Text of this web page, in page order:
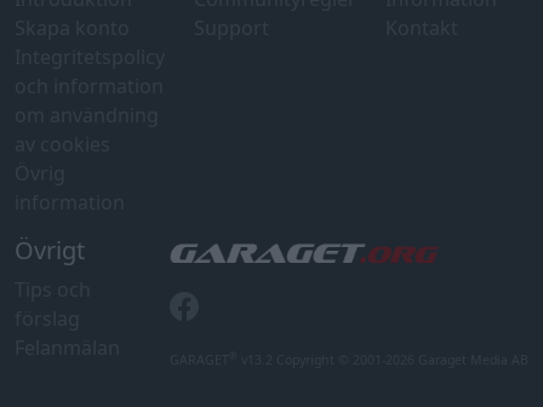
Övrigt